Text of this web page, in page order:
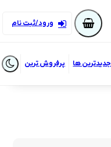
ورود/ثبت نام
جدیدترین ها پرفروش ترین